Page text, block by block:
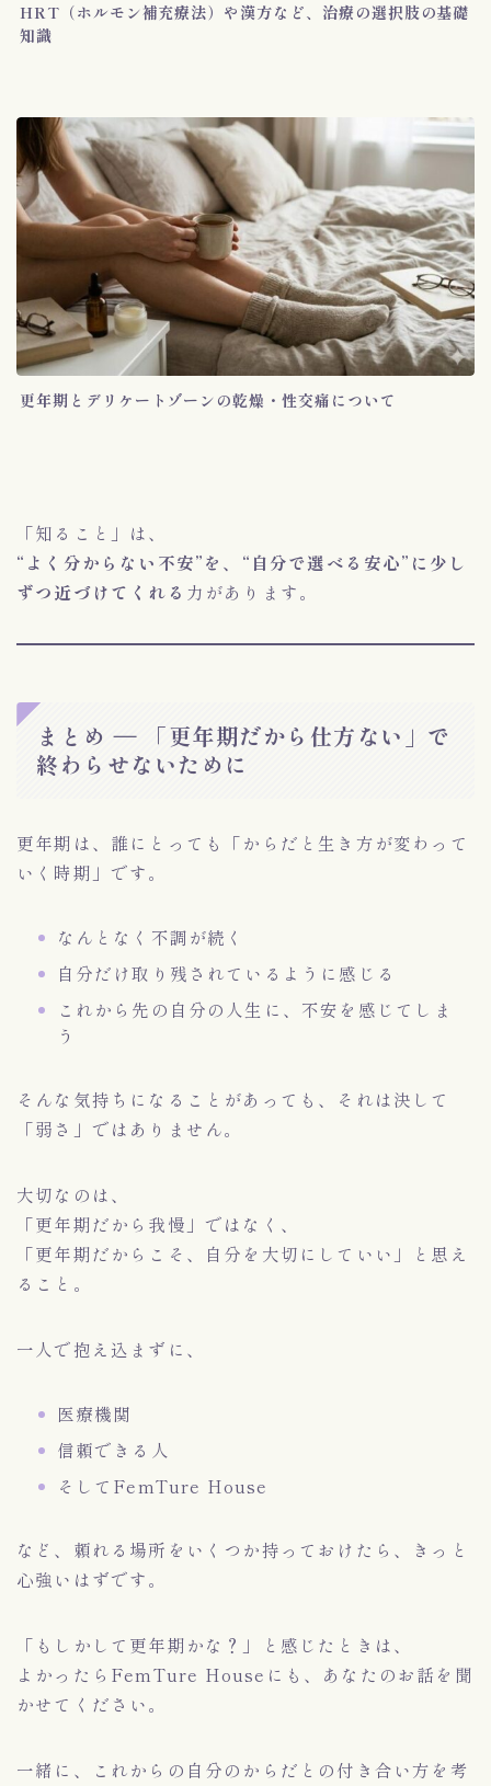
HRT（ホルモン補充療法）や漢方など、治療の選択肢の基礎
知識
更年期とデリケートゾーンの乾燥・性交痛について
「知ること」は、
“よく分からない不安”を、“自分で選べる安心”に少し
ずつ近づけてくれる 力があります。
まとめ ― 「更年期だから仕方ない」で
終わらせないために
更年期は、誰にとっても「からだと生き方が変わって
いく時期」です。
なんとなく不調が続く
自分だけ取り残されているように感じる
これから先の自分の人生に、不安を感じてしま
う
そんな気持ちになることがあっても、それは決して
「弱さ」ではありません。
大切なのは、
「更年期だから我慢」ではなく、
「更年期だからこそ、自分を大切にしていい」と思え
ること。
一人で抱え込まずに、
医療機関
信頼できる人
そしてFemTure House
など、頼れる場所をいくつか持っておけたら、きっと
心強いはずです。
「もしかして更年期かな？」と感じたときは、
よかったらFemTure Houseにも、あなたのお話を聞
かせてください。
一緒に、これからの自分のからだとの付き合い方を考